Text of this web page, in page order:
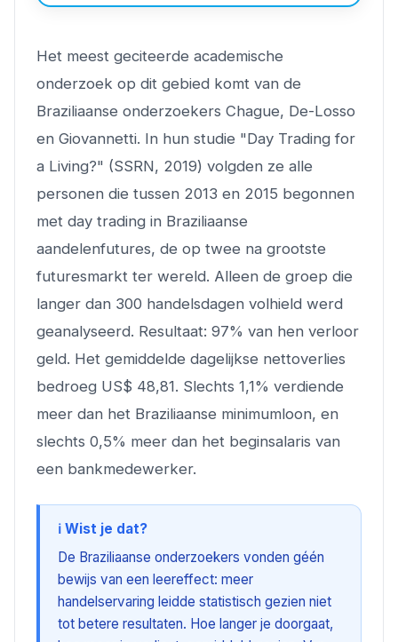
Het meest geciteerde academische
onderzoek op dit gebied komt van de
Braziliaanse onderzoekers Chague, De-Losso
en Giovannetti. In hun studie "Day Trading for
a Living?" (SSRN, 2019) volgden ze alle
personen die tussen 2013 en 2015 begonnen
met day trading in Braziliaanse
aandelenfutures, de op twee na grootste
futuresmarkt ter wereld. Alleen de groep die
langer dan 300 handelsdagen volhield werd
geanalyseerd. Resultaat: 97% van hen verloor
geld. Het gemiddelde dagelijkse nettoverlies
bedroeg US$ 48,81. Slechts 1,1% verdiende
meer dan het Braziliaanse minimumloon, en
slechts 0,5% meer dan het beginsalaris van
een bankmedewerker.
ℹ️ Wist je dat?
De Braziliaanse onderzoekers vonden géén
bewijs van een leereffect: meer
handelservaring leidde statistisch gezien niet
tot betere resultaten. Hoe langer je doorgaat,